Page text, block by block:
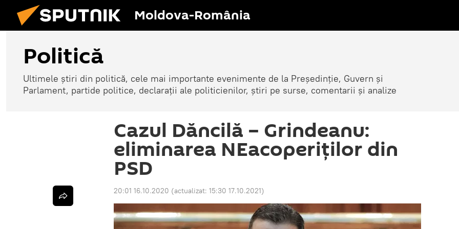
Moldova-România
Politică
Ultimele știri din politică, cele mai importante evenimente de la Președinție, Guvern și
Parlament, partide politice, declarații ale politicienilor, știri pe surse, comentarii și analize
Cazul Dăncilă – Grindeanu:
eliminarea NEacoperiților din
PSD
20:01 16.10.2020 (actualizat: 15:30 17.10.2021)